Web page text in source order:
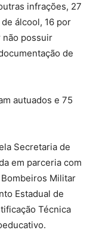
infrações, 27
álcool, 16 por
não possuir
de
autuados e 75
Secretaria de
em parceria com
Militar
Estadual de
Técnica